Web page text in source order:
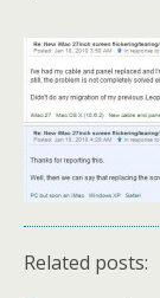
Related posts: